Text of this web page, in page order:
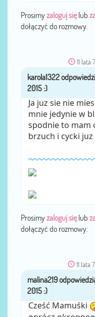
Prosimyzaloguj sięlub
dołączyć do rozmowy.
11
Ja juz sie nie
mnie jedynie w
spodnie to mam
brzuch i cycki juz
Prosimyzaloguj sięlub
dołączyć do rozmowy.
11 lata
Cześć Mamuśki